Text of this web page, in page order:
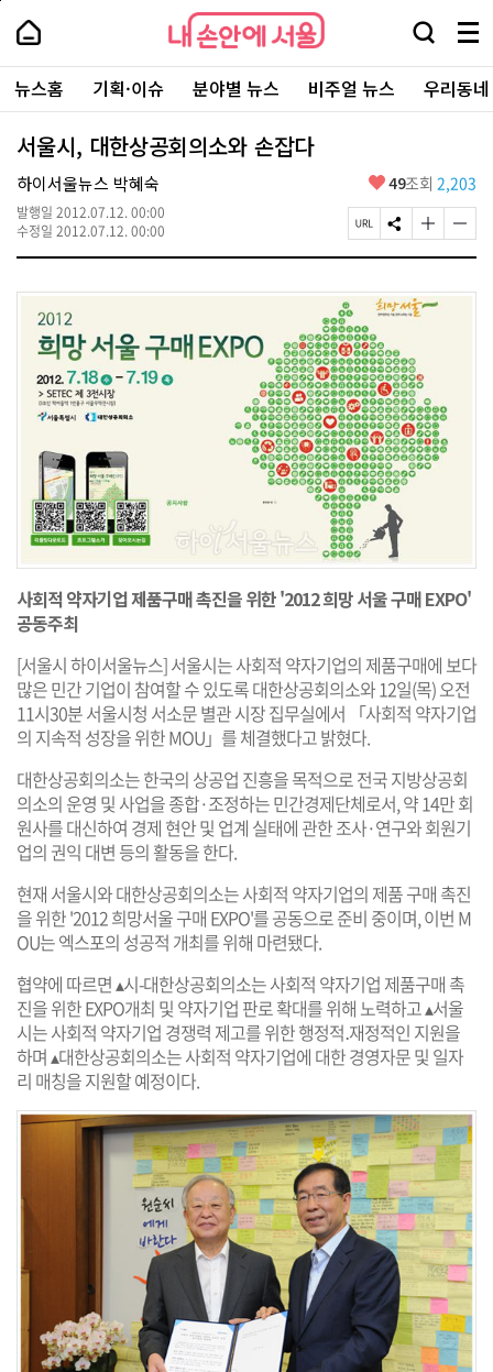
본
로
가
내
손
안
에
서
울
-
서
울
시
대
표
소
포
내
손
에
울
검
창
열
기
메
뉴
전
체
보
주
요
서
뉴스홈 기획·이슈 분야별 뉴스 비주얼 뉴스 우리동
서울시, 대한상공회의소와 손잡다
하이서울뉴스 박혜숙
발행일 2012.07.12. 00:00
수정일 2012.07.12. 00:00
좋
요
49조회 2,203
페
이
U
L
복
사
S
N
공
유
하
기
글
자
기
크
기
글
자
기
사회적 약자기업 제품구매 촉진을 위한 '2012 희망 서울 구매 EXPO'
공동주최
[서울시 하이서울뉴스] 서울시는 사회적 약자기업의 제품구매에 보다
많은 민간 기업이 참여할 수 있도록 대한상공회의소와 12일(목) 오전
11시30분 서울시청 서소문 별관 시장 집무실에서 「사회적 약자기업
의 지속적 성장을 위한 MOU」를 체결했다고 밝혔다.
대한상공회의소는 한국의 상공업 진흥을 목적으로 전국 지방상공회
의소의 운영 및 사업을 종합·조정하는 민간경제단체로서, 약 14만 회
원사를 대신하여 경제 현안 및 업계 실태에 관한 조사·연구와 회원기
업의 권익 대변 등의 활동을 한다.
현재 서울시와 대한상공회의소는 사회적 약자기업의 제품 구매 촉진
을 위한 '2012 희망서울 구매 EXPO'를 공동으로 준비 중이며, 이번 M
OU는 엑스포의 성공적 개최를 위해 마련됐다.
협약에 따르면 ▴시-대한상공회의소는 사회적 약자기업 제품구매 촉
진을 위한 EXPO개최 및 약자기업 판로 확대를 위해 노력하고 ▴서울
시는 사회적 약자기업 경쟁력 제고를 위한 행정적․재정적인 지원을
하며 ▴대한상공회의소는 사회적 약자기업에 대한 경영자문 및 일자
리 매칭을 지원할 예정이다.
페
상
단
로